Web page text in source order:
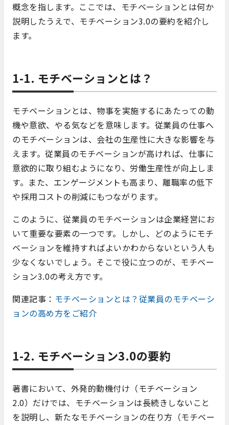
概念を指します。ここでは、モチベーションとは何か
説明したうえで、モチベーション3.0の要約を紹介し
ます。
1-1. モチベーションとは？
モチベーションとは、物事を実施するにあたっての動
機や意欲、やる気などを意味します。従業員の仕事へ
のモチベーションは、会社の生産性に大きな影響を与
えます。従業員のモチベーションが高ければ、仕事に
意欲的に取り組むようになり、労働生産性が向上しま
す。また、エンゲージメントも高まり、離職率の低下
や採用コストの削減にもつながります。
このように、従業員のモチベーションは企業経営にお
いて重要な要素の一つです。しかし、どのようにモチ
ベーションを維持すればよいかわからないという人も
少なくないでしょう。そこで役に立つのが、モチベー
ション3.0の考え方です。
関連記事： モチベーションとは？従業員のモチベーシ
ョンの高め方をご紹介
1-2. モチベーション3.0の要約
著書において、外発的動機付け（モチベーション
2.0）だけでは、モチベーションは長続きしないこと
を説明し、新たなモチベーションの在り方（モチベー